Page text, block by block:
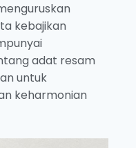
kebajikan
adat resam
untuk
keharmonian